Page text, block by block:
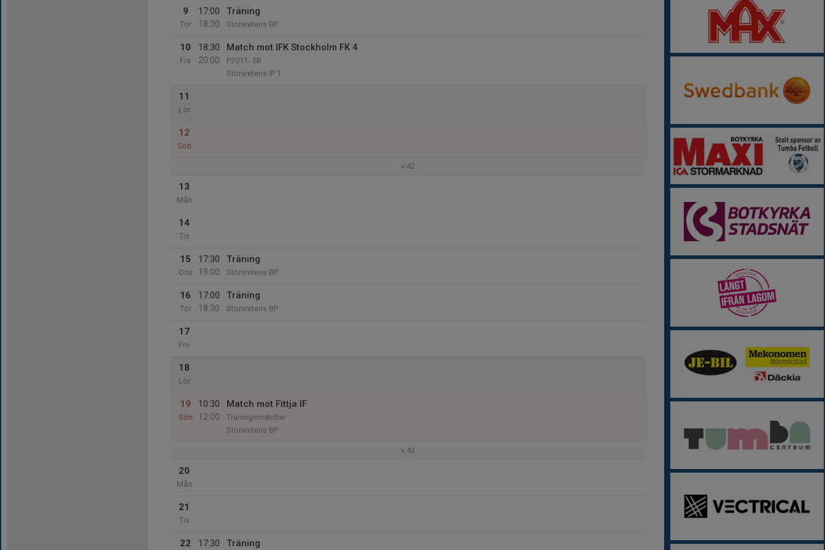
9
Tor
17:00
18:30
Träning
Storvretens BP
10
Fre
18:30
20:00
Match mot IFK Stockholm FK 4
P2011- 5B
Storvretens IP 1
11
Lör
12
Sön
v.42
13
Mån
14
Tis
15
Ons
17:30
19:00
Träning
Storvretens BP
16
Tor
17:00
18:30
Träning
Storvretens BP
17
Fre
18
Lör
19
Sön
10:30
12:00
Match mot Fittja IF
Träningsmatcher
Storvretens BP
v.43
20
Mån
21
Tis
22
17:30
Träning